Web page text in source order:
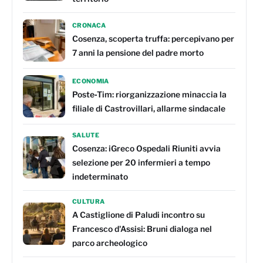
CRONACA
Cosenza, scoperta truffa: percepivano per
7 anni la pensione del padre morto
ECONOMIA
Poste‑Tim: riorganizzazione minaccia la
filiale di Castrovillari, allarme sindacale
SALUTE
Cosenza: iGreco Ospedali Riuniti avvia
selezione per 20 infermieri a tempo
indeterminato
CULTURA
A Castiglione di Paludi incontro su
Francesco d'Assisi: Bruni dialoga nel
parco archeologico